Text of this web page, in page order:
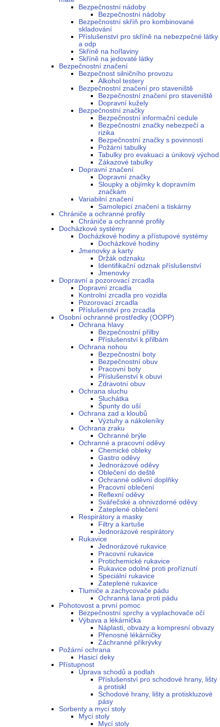
Bezpečnostní nádoby
Bezpečnostní nádoby
Bezpečnostní skříň pro kombinované
skladování
Příslušenství pro skříně na nebezpečné látky
a odp
Skříně na hořlaviny
Skříně na jedovaté látky
Bezpečnostní značení
Bezpečnost silničního provozu
Alkohol testery
Bezpečnostní značení pro staveniště
Bezpečnostní značení pro staveniště
Dopravní kužely
Bezpečnostní značky
Bezpečnostní informační cedule
Bezpečnostní značky nebezpečí a
rizika
Bezpečnostní značky s povinností
Požární tabulky
Tabulky pro evakuaci a únikový východ
Zákazové tabulky
Dopravní značení
Dopravní značky
Sloupky a objímky k dopravním
značkám
Variabilní značení
Samolepicí značení a tiskárny
Chrániče a ochranné profily
Chrániče a ochranné profily
Docházkové systémy
Docházkové hodiny a přístupové systémy
Docházkové hodiny
Jmenovky a karty
Držák odznaku
Identifikační odznak příslušenství
Jmenovky
Dopravní a pozorovací zrcadla
Dopravní zrcadla
Kontrolní zrcadla pro vozidla
Pozorovací zrcadla
Příslušenství pro zrcadla
Osobní ochranné prostředky (OOPP)
Ochrana hlavy
Bezpečnostní přilby
Příslušenství k přilbám
Ochrana nohou
Bezpečnostní boty
Bezpečnostní obuv
Pracovní boty
Příslušenství k obuvi
Zdravotní obuv
Ochrana sluchu
Sluchátka
Špunty do uší
Ochrana zad a kloubů
Výztuhy a nákoleníky
Ochrana zraku
Ochranné brýle
Ochranné a pracovní oděvy
Chemické obleky
Gastro oděvy
Jednorázové oděvy
Oblečení do deště
Ochranné oděvní doplňky
Pracovní oblečení
Reflexní oděvy
Svářečské a ohnivzdorné oděvy
Zateplené oblečení
Respirátory a masky
Filtry a kartuše
Jednorázové respirátory
Rukavice
Jednorázové rukavice
Pracovní rukavice
Protichemické rukavice
Rukavice odolné proti proříznutí
Speciální rukavice
Zateplené rukavice
Tlumiče a zachycovače pádu
Ochranná lana proti pádu
Pohotovost a první pomoc
Bezpečnostní sprchy a vyplachovače očí
Výbava a lékárnička
Náplasti, obvazy a kompresní obvazy
Přenosné lékárničky
Záchranné přikrývky
Požární ochrana
Hasicí deky
Přístupnost
Úprava schodů a podlah
Příslušenství pro schodové hrany, lišty
a protiskl
Schodové hrany, lišty a protiskluzové
pásy
Sorbenty a mycí stoly
Mycí stoly
Mycí stoly